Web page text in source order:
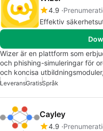
4.9
Effektiv
Wizer är en plattform som
och phishing-simuleringar för
och koncisa
LeveransGratisSpråk
Cayley
4.9